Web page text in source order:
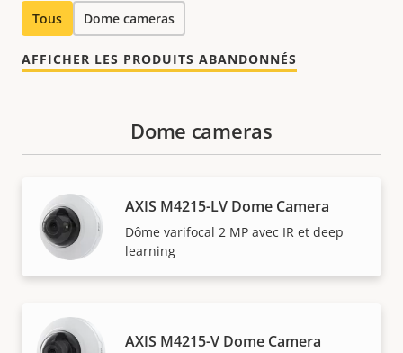
Tous Dome cameras
AFFICHER LES PRODUITS ABANDONNÉS
Dome cameras
AXIS M4215-LV Dome Camera
Dôme varifocal 2 MP avec IR et deep
learning
AXIS M4215-V Dome Camera